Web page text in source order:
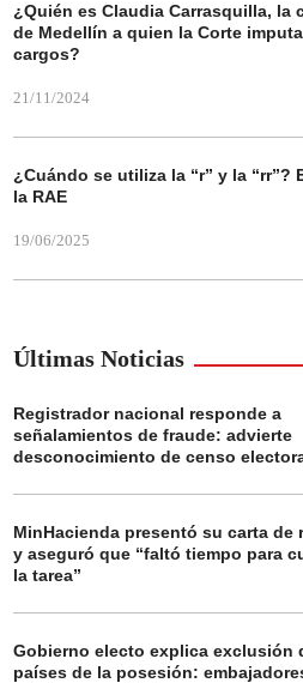
¿Quién es Claudia Carrasquilla, la
de Medellín a quien la Corte
cargos?
21/11/2024
¿Cuándo se utiliza la “r” y la “rr”?
la RAE
19/06/2025
Últimas Noticias
Registrador nacional responde a
señalamientos de fraude: advierte
desconocimiento de censo
MinHacienda presentó su carta de
y aseguró que “faltó tiempo para
la tarea”
Gobierno electo explica exclusión
países de la posesión: